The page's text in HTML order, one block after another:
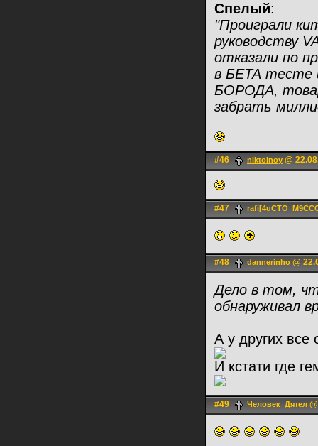
Спелый:
"Проиграли
руководству
отказали по
в БЕТА тесте
БОРОДА,
забрать
#46 niktoinoy @
#47
#48 dannerinho @
Дело в том,
обнаруживал
А у других все
И кстати где
#49 Человек_Дятел